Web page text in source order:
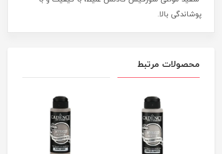
پوشاندگی بالا.
محصولات مرتبط